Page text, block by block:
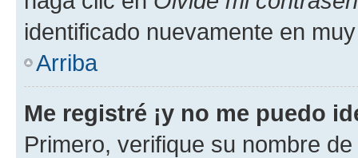
identificado nuevamente en
Arriba
Me registré ¡y no me puedo
Primero, verifique su nombre